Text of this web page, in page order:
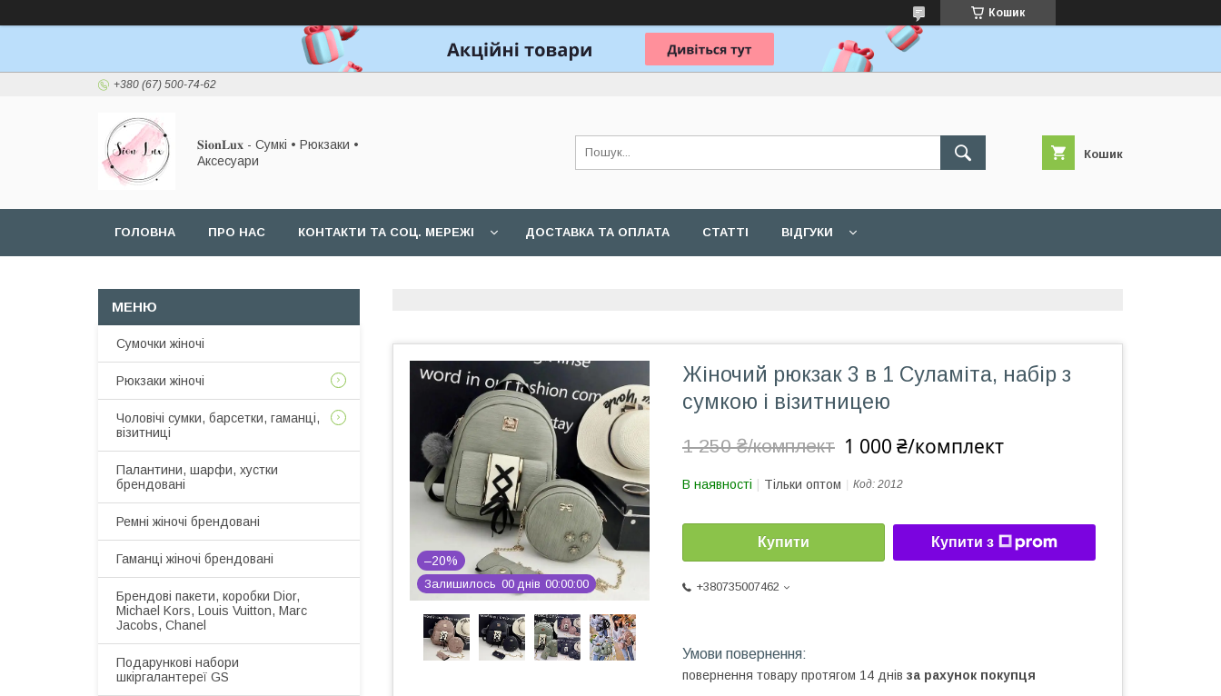
Кошик
+380 (67) 500-74-62
𝐒𝐢𝐨𝐧𝐋𝐮𝐱 - Сумкі • Рюкзаки •
Аксесуари
Кошик
ГОЛОВНА ПРО НАС КОНТАКТИ ТА СОЦ. МЕРЕЖІ ДОСТАВКА ТА ОПЛАТА СТАТТІ ВІДГУКИ
–20%
Залишилось 00 днів 00 00 00
Жіночий рюкзак 3 в 1 Суламіта, набір з
сумкою і візитницею
1 250 ₴/комплект 1 000 ₴/комплект
В наявності Тільки оптом Код: 2012
Купити Купити з
+380735007462
повернення товару протягом 14 днів за рахунок покупця
Сумочки жіночі
Рюкзаки жіночі
Чоловічі сумки, барсетки, гаманці,
візитниці
Палантини, шарфи, хустки
брендовані
Ремні жіночі брендовані
Гаманці жіночі брендовані
Брендові пакети, коробки Dior,
Michael Kors, Louis Vuitton, Marc
Jacobs, Chanel
Подарункові набори
шкіргалантереї GS